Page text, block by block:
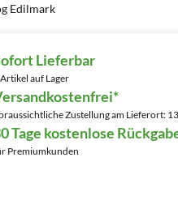
Edilmark
Lieferbar
auf Lager
Zustellung am Lieferort:
Tage kostenlose
Premiumkunden